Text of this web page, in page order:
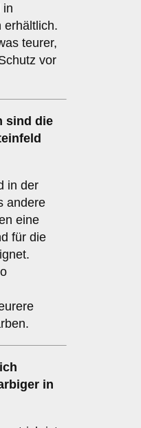
in
erhältlich.
teurer,
vor
sind die
in der
andere
eine
für die
in